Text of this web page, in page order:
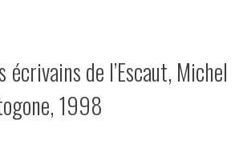
écrivains de l’Escaut, Michel
1998